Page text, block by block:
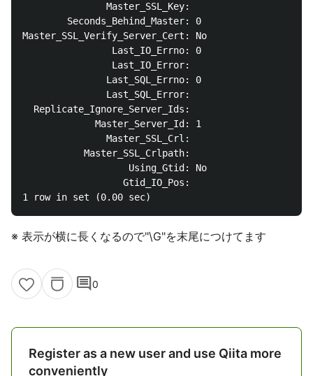
               Master_SSL_Key:
        Seconds_Behind_Master: 0
Master_SSL_Verify_Server_Cert: No
                Last_IO_Errno: 0
                Last_IO_Error:
               Last_SQL_Errno: 0
               Last_SQL_Error:
  Replicate_Ignore_Server_Ids:
             Master_Server_Id: 1
               Master_SSL_Crl:
           Master_SSL_Crlpath:
                   Using_Gtid: No
                  Gtid_IO_Pos:
※ 表示が横に長くなるので"\G"を末尾につけてます
comment0
Register as a new user and use Qiita more
conveniently